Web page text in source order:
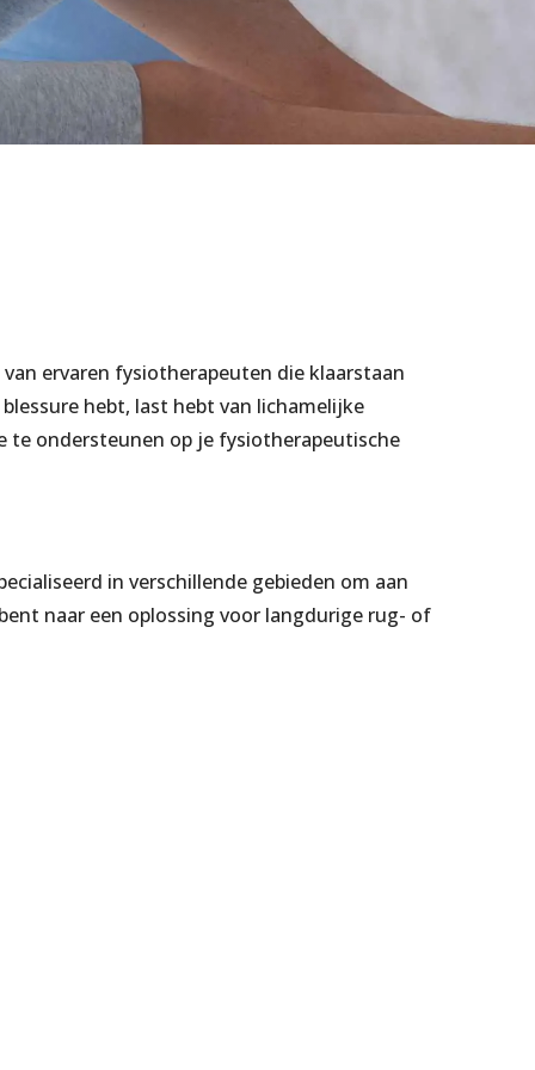
ervaren fysiotherapeuten die klaarstaan
hebt, last hebt van lichamelijke
te ondersteunen op je fysiotherapeutische
in verschillende gebieden om aan
naar een oplossing voor langdurige rug- of